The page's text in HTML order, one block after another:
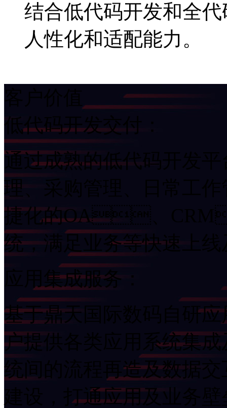
结合低代码开发和全代
人性化和适配能力。
低代码开发交付：
通过成熟的低代码开发平台
理、采购管理、日常
捷化的OA、
统，满足业务等快速上
应用集成服务：
基于鼎天国际数码自研应
户提供各类应用系统集成
统间的流程再造及数据交
建设，打通应用及业务